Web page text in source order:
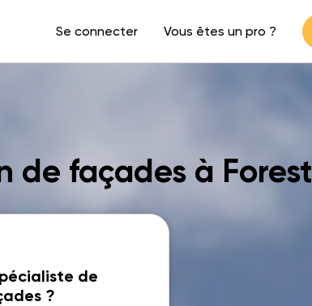
Se connecter Vous êtes un pro ?
de façades à Forest
de
?